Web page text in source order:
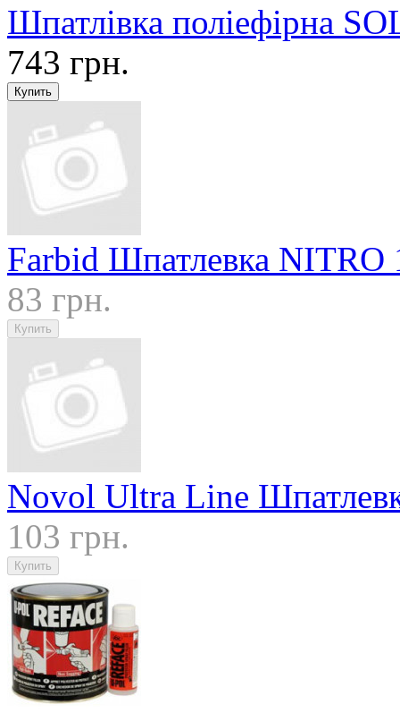
Шпатлівка поліефірна
743 грн.
Farbid Шпатлевка NITRO
83 грн.
Novol Ultra Line
103 грн.